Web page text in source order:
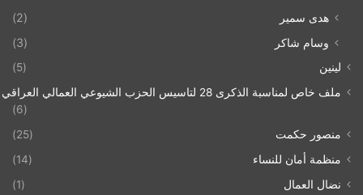
هدى سمير
(2)
وسام شاكر
(3)
لينين
(5)
ملف خاص لمناسبة الذكرى 28 لتاسيس الحزب الشيوعي العمالي العراقي 1993/07/21
(6)
منصور حكمت
(25)
منظمة أمان للنساء
(14)
نضال العمال
(1)